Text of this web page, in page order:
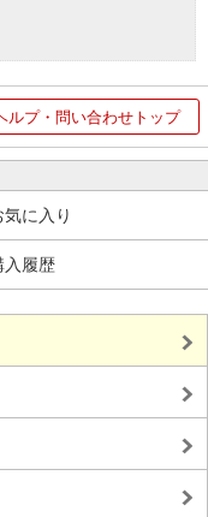
ルプ・問い合わせトップ
気に入り
入履歴